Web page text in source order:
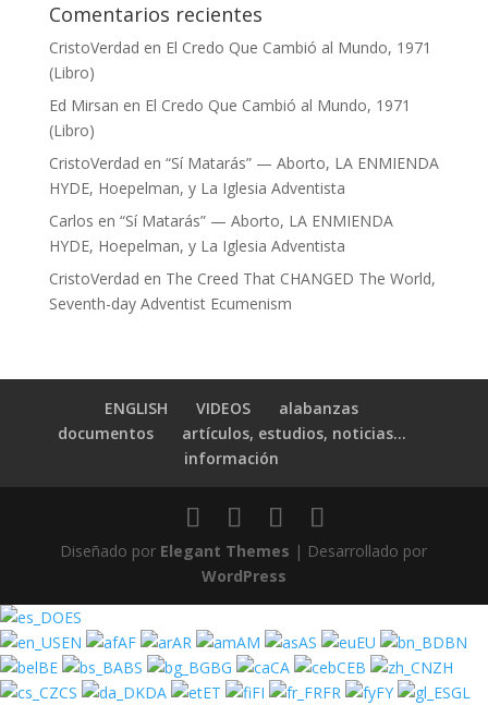
Comentarios recientes
CristoVerdad en El Credo Que Cambió al Mundo, 1971
(Libro)
Ed Mirsan en El Credo Que Cambió al Mundo, 1971
(Libro)
CristoVerdad en “Sí Matarás” — Aborto, LA ENMIENDA
HYDE, Hoepelman, y La Iglesia Adventista
Carlos en “Sí Matarás” — Aborto, LA ENMIENDA
HYDE, Hoepelman, y La Iglesia Adventista
CristoVerdad en The Creed That CHANGED The World,
Seventh-day Adventist Ecumenism
ENGLISH VIDEOS
alabanzas
documentos
artículos, estudios, noticias…
información
Diseñado por Elegant Themes | Desarrollado por
WordPress
ES
EN
AF AR AM AS EU
BN
BE
BS BG CA CEB
ZH
CS
DA ET FI FR FY GL